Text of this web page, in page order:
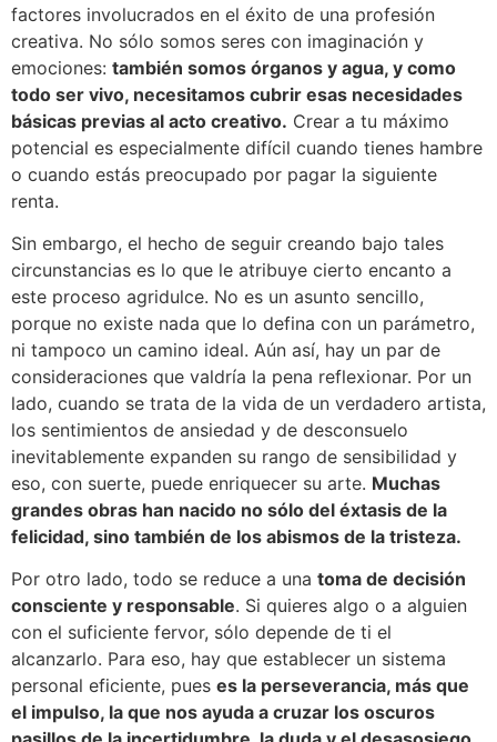
factores involucrados en el éxito de una profesión
creativa. No sólo somos seres con imaginación y
emociones: también somos órganos y agua, y como
todo ser vivo, necesitamos cubrir esas necesidades
básicas previas al acto creativo. Crear a tu máximo
potencial es especialmente difícil cuando tienes hambre
o cuando estás preocupado por pagar la siguiente
renta.
Sin embargo, el hecho de seguir creando bajo tales
circunstancias es lo que le atribuye cierto encanto a
este proceso agridulce. No es un asunto sencillo,
porque no existe nada que lo defina con un parámetro,
ni tampoco un camino ideal. Aún así, hay un par de
consideraciones que valdría la pena reflexionar. Por un
lado, cuando se trata de la vida de un verdadero artista,
los sentimientos de ansiedad y de desconsuelo
inevitablemente expanden su rango de sensibilidad y
eso, con suerte, puede enriquecer su arte. Muchas
grandes obras han nacido no sólo del éxtasis de la
felicidad, sino también de los abismos de la tristeza.
Por otro lado, todo se reduce a una toma de decisión
consciente y responsable. Si quieres algo o a alguien
con el suficiente fervor, sólo depende de ti el
alcanzarlo. Para eso, hay que establecer un sistema
personal eficiente, pues es la perseverancia, más que
el impulso, la que nos ayuda a cruzar los oscuros